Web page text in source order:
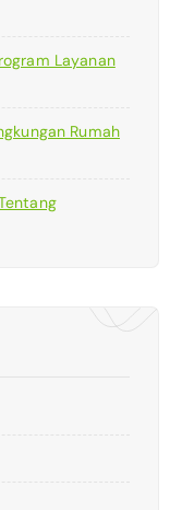
Layanan
Rumah